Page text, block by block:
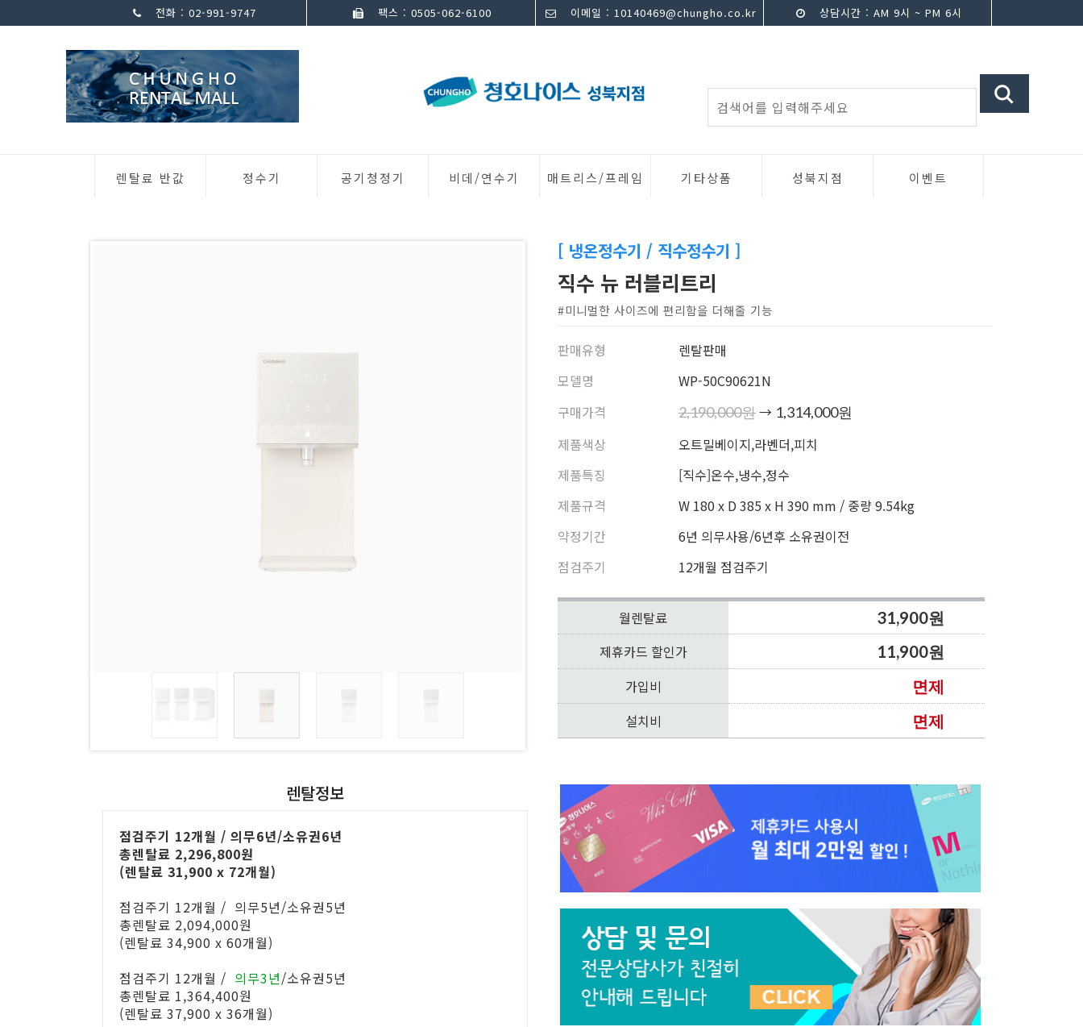
전화 : 02-991-9747 팩스 : 0505-062-6100 이메일 : 10140469@chungho.co.kr 상담시간 : AM 9시 ~ PM 6시
렌탈료 반값 정수기 공기청정기 비데/연수기 매트리스/프레임 기타상품 성북지점 이벤트
[ 냉온정수기 / 직수정수기 ]
직수 뉴 러블리트리
#미니멀한 사이즈에 편리함을 더해줄 기능
판매유형
렌탈판매
모델명
WP-50C90621N
구매가격
2,190,000원→ 1,314,000원
제품색상
오트밀베이지,라벤더,피치
제품특징
[직수]온수,냉수,정수
제품규격
W 180 x D 385 x H 390 mm / 중량 9.54kg
약정기간
6년 의무사용/6년후 소유권이전
점검주기
12개월 점검주기
월렌탈료
31,900원
제휴카드 할인가
11,900원
가입비
면제
설치비
면제
렌탈정보
점검주기 12개월 / 의무6년/소유권6년
총렌탈료 2,296,800원
(렌탈료 31,900 x 72개월)
점검주기 12개월 / 의무5년/소유권5년
총렌탈료 2,094,000원
(렌탈료 34,900 x 60개월)
점검주기 12개월 / 의무3년/소유권5년
총렌탈료 1,364,400원
(렌탈료 37,900 x 36개월)